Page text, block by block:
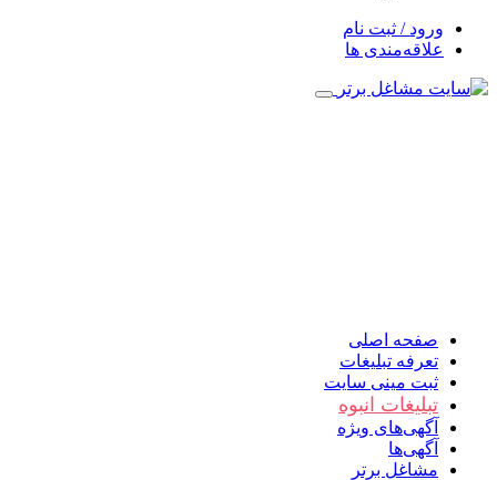
ورود / ثبت نام
علاقه‌مندی ها
صفحه اصلی
تعرفه تبلیغات
ثبت مینی سایت
تبلیغات انبوه
آگهی‌های ویژه
آگهی‌ها
مشاغل برتر